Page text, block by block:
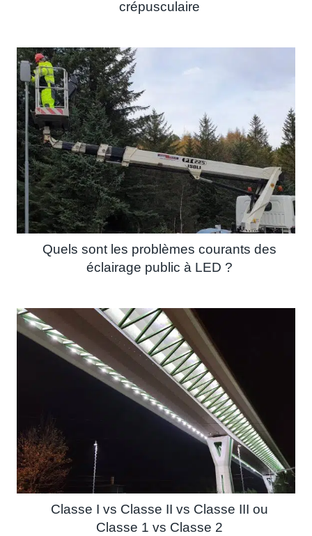
crépusculaire
Quels sont les problèmes courants des
éclairage public à LED ?
Classe I vs Classe II vs Classe III ou
Classe 1 vs Classe 2